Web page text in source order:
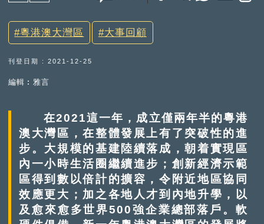
粵港澳大灣區 大事回顧
刊登日期 : 2021-12-25
編輯︰雅言
在2021這一年，成立僅兩年半的粵港
澳大灣區，在整體發展上有了突破性的進
步。大規模的基建陸續落成，朝着實現區
內一小時生活圈繼續進步；創新經濟示範
區得到數以倍計的擴容，令附近地區協同
效應更大；加之各地人才到內地升學，以
及愈來愈多世界500強企業總部落戶。軟